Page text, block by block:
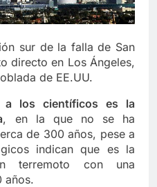
sur de la falla de San
directo en Los Ángeles,
de EE.UU.
a los científicos es la
, en la que no se ha
de 300 años, pese a
indican que es la
terremoto con una
años.